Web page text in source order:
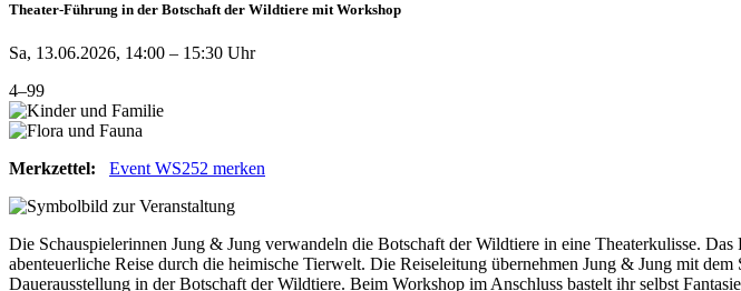
Theater-Führung in der Botschaft der Wildtiere mit Workshop
Sa, 13.06.2026, 14:00 – 15:30 Uhr
4–99
Merkzettel: Event WS252 merken
Die Schauspielerinnen Jung & Jung verwandeln die Botschaft der Wildtiere in eine Theaterkulisse.
abenteuerliche Reise durch die heimische Tierwelt. Die Reiseleitung übernehmen Jung & Jung mit
Dauerausstellung in der Botschaft der Wildtiere. Beim Workshop im Anschluss bastelt ihr selbst